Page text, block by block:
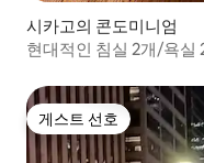
시카고의 콘도미니엄
현대적인 침실 2개/욕실
게스트 선호
게스트 선호